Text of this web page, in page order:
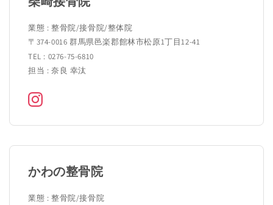
業態 : 整骨院/接骨院/整体院
〒374-0016 群馬県邑楽郡館林市松原1丁目12-41
TEL : 0276-75-6810
担当 : 奈良 幸汰
かわの整骨院
業態 : 整骨院/接骨院